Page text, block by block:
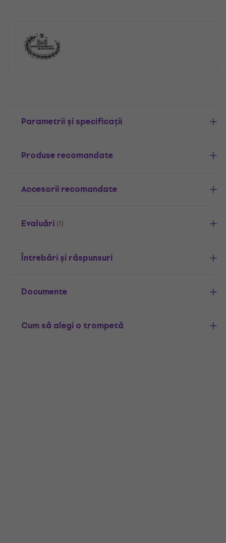
Parametrii și specificații
Produse recomandate
Accesorii recomandate
Evaluări (1)
Întrebări și răspunsuri
Documente
Cum să alegi o trompetă